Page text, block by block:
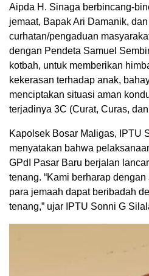
Aipda H. Sinaga berbincang-
jemaat, Bapak Ari Damanik,
curhatan/pengaduan
dengan Pendeta Samuel
kotbah, untuk memberikan
kekerasan terhadap anak,
menciptakan situasi aman
terjadinya 3C (Curat, Curas,
Kapolsek Bosar Maligas, IPTU
menyatakan bahwa
GPdI Pasar Baru berjalan
tenang. “Kami berharap
para jemaah dapat beribadah
tenang,” ujar IPTU Sonni G